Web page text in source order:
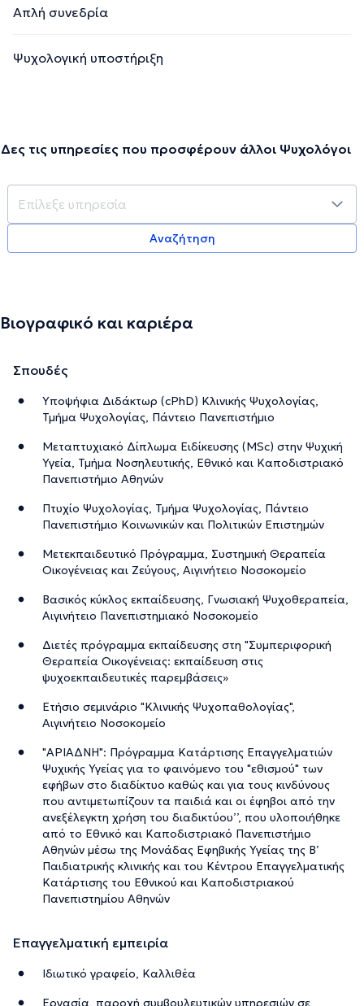
Απλή συνεδρία
Ψυχολογική υποστήριξη
Δες τις υπηρεσίες που προσφέρουν άλλοι Ψυχολόγοι
Αναζήτηση
Βιογραφικό και καριέρα
Σπουδές
Υποψήφια Διδάκτωρ (cPhD) Κλινικής Ψυχολογίας,
Τμήμα Ψυχολογίας, Πάντειο Πανεπιστήμιο
Μεταπτυχιακό Δίπλωμα Ειδίκευσης (MSc) στην Ψυχική
Υγεία, Τμήμα Νοσηλευτικής, Εθνικό και Καποδιστριακό
Πανεπιστήμιο Αθηνών
Πτυχίο Ψυχολογίας, Τμήμα Ψυχολογίας, Πάντειο
Πανεπιστήμιο Κοινωνικών και Πολιτικών Επιστημών
Μετεκπαιδευτικό Πρόγραμμα, Συστημική Θεραπεία
Οικογένειας και Ζεύγους, Αιγινήτειο Νοσοκομείο
Βασικός κύκλος εκπαίδευσης, Γνωσιακή Ψυχοθεραπεία,
Αιγινήτειο Πανεπιστημιακό Νοσοκομείο
Διετές πρόγραμμα εκπαίδευσης στη "Συμπεριφορική
Θεραπεία Οικογένειας: εκπαίδευση στις
ψυχοεκπαιδευτικές παρεμβάσεις»
Ετήσιο σεμινάριο "Κλινικής Ψυχοπαθολογίας",
Αιγινήτειο Νοσοκομείο
"ΑΡΙΑΔΝΗ": Πρόγραμμα Κατάρτισης Επαγγελματιών
Ψυχικής Υγείας για το φαινόμενο του "εθισμού" των
εφήβων στο διαδίκτυο καθώς και για τους κινδύνους
που αντιμετωπίζουν τα παιδιά και οι έφηβοι από την
ανεξέλεγκτη χρήση του διαδικτύου’’, που υλοποιήθηκε
από το Εθνικό και Καποδιστριακό Πανεπιστήμιο
Αθηνών μέσω της Μονάδας Εφηβικής Υγείας της Β’
Παιδιατρικής κλινικής και του Κέντρου Επαγγελματικής
Κατάρτισης του Εθνικού και Καποδιστριακού
Πανεπιστημίου Αθηνών
Επαγγελματική εμπειρία
Ιδιωτικό γραφείο, Καλλιθέα
Εργασία, παροχή συμβουλευτικών υπηρεσιών σε